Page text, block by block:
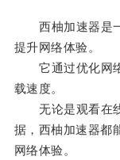
西柚加速器是一
提升网络体验。
它通过优化网络
载速度。
无论是观看在线
据，西柚加速器都
网络体验。